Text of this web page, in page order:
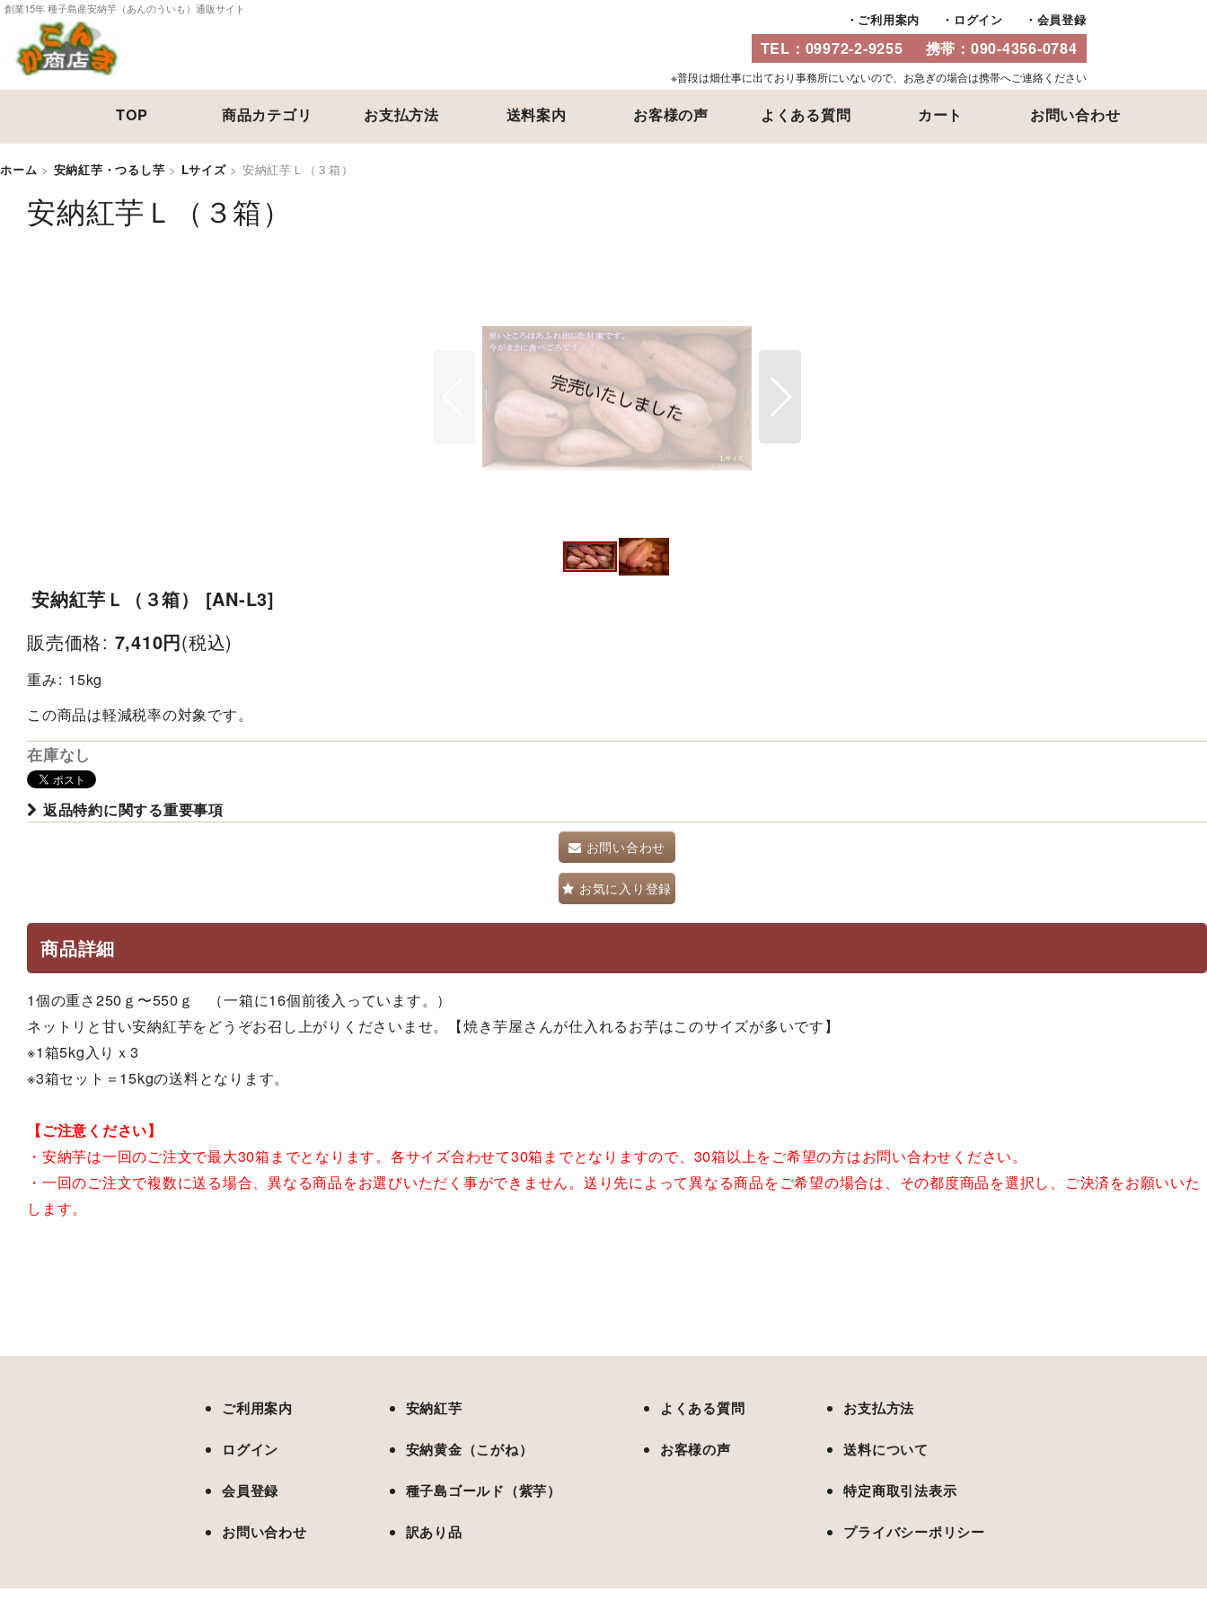
創業15年 種子島産安納芋（あんのういも）通販サイト
ご利用案内 ログイン 会員登録
TEL： 09972-2-9255 携帯： 090-4356-0784
※普段は畑仕事に出ており事務所にいないので、お急ぎの場合は携帯へご連絡ください
TOP 商品カテゴリ お支払方法 送料案内 お客様の声 よくある質問 カート お問い合わせ
ホーム > 安納紅芋・つるし芋 > Lサイズ > 安納紅芋Ｌ（３箱）
安納紅芋Ｌ（３箱）
安納紅芋Ｌ（３箱） [AN-L3]
販売価格: 7,410円(税込)
重み: 15kg
この商品は軽減税率の対象です。
在庫なし
返品特約に関する重要事項
お問い合わせ
お気に入り登録
商品詳細
1個の重さ250ｇ〜550ｇ （一箱に16個前後入っています。）
ネットリと甘い安納紅芋をどうぞお召し上がりくださいませ。【焼き芋屋さんが仕入れるお芋はこのサイズが多いです】
※1箱5kg入りｘ3
※3箱セット＝15kgの送料となります。
【ご注意ください】
・安納芋は一回のご注文で最大30箱までとなります。各サイズ合わせて30箱までとなりますので、30箱以上をご希望の方はお問い合わせください。
・一回のご注文で複数に送る場合、異なる商品をお選びいただく事ができません。送り先によって異なる商品をご希望の場合は、その都度商品を選択し、ご決済をお願いいた
します。
ご利用案内
ログイン
会員登録
お問い合わせ
安納紅芋
安納黄金（こがね）
種子島ゴールド（紫芋）
訳あり品
よくある質問
お客様の声
お支払方法
送料について
特定商取引法表示
プライバシーポリシー